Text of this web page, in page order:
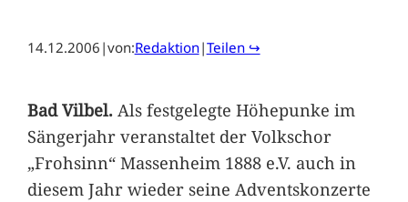
14.12.2006 |von:Redaktion|Teilen ↪
Bad Vilbel.Als festgelegte Höhepunke im
Sängerjahr veranstaltet der Volkschor
„Frohsinn“ Massenheim 1888 e.V. auch in
diesem Jahr wieder seine Adventskonzerte